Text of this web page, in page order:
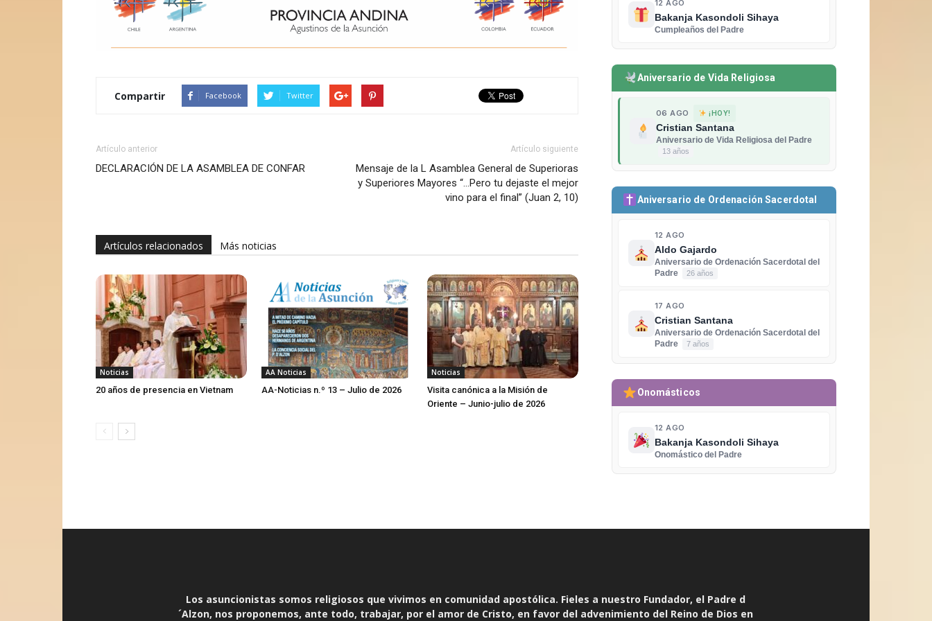
Compartir Facebook Twitter
Artículo anterior
DECLARACIÓN DE LA ASAMBLEA DE CONFAR
Artículo siguiente
Mensaje de la L Asamblea General de Superioras
y Superiores Mayores “…Pero tu dejaste el mejor
vino para el final” (Juan 2, 10)
Artículos relacionados Más noticias
Noticias
20 años de presencia en Vietnam
AA Noticias
AA-Noticias n.º 13 – Julio de 2026
Noticias
Visita canónica a la Misión de
Oriente – Junio-julio de 2026
12 AGO
Bakanja Kasondoli Sihaya
Cumpleaños del Padre
Aniversario de Vida Religiosa
06 AGO ¡HOY!
Cristian Santana
Aniversario de Vida Religiosa del Padre
13 años
Aniversario de Ordenación Sacerdotal
12 AGO
Aldo Gajardo
Aniversario de Ordenación Sacerdotal del
Padre
26 años
17 AGO
Cristian Santana
Aniversario de Ordenación Sacerdotal del
Padre
7 años
Onomásticos
12 AGO
Bakanja Kasondoli Sihaya
Onomástico del Padre
Los asuncionistas somos religiosos que vivimos en comunidad apostólica. Fieles a nuestro Fundador, el Padre d
´Alzon, nos proponemos, ante todo, trabajar, por el amor de Cristo, en favor del advenimiento del Reino de Dios en